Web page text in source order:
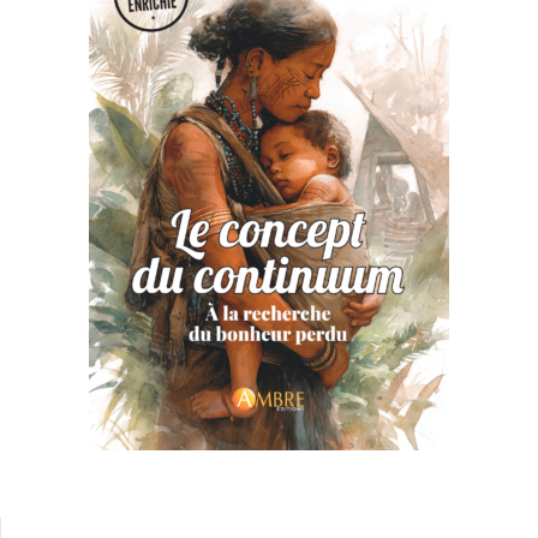
Health, Fitness & Dieting
History
Romance
Sports & Outdoors
Travel
Home Pages
Single Product
Créer un compte